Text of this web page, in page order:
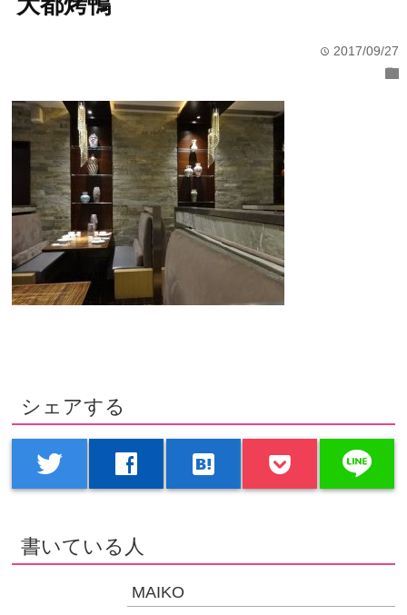
time 2017/09/27
folder
シェアする
twitter facebook hatenabookmark line
書いている人
MAIKO